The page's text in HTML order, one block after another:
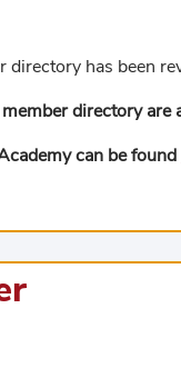
has been
directory are
can be found